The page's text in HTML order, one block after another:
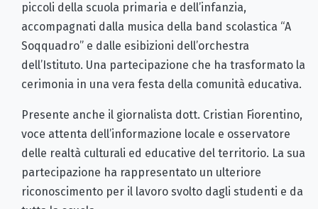
piccoli della scuola primaria e dell’infanzia,
accompagnati dalla musica della band scolastica “A
Soqquadro” e dalle esibizioni dell’orchestra
dell’Istituto. Una partecipazione che ha trasformato la
cerimonia in una vera festa della comunità educativa.
Presente anche il giornalista dott. Cristian Fiorentino,
voce attenta dell’informazione locale e osservatore
delle realtà culturali ed educative del territorio. La sua
partecipazione ha rappresentato un ulteriore
riconoscimento per il lavoro svolto dagli studenti e da